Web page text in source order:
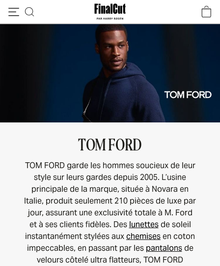
TOM FORD
TOM FORD garde les hommes soucieux de leur
style sur leurs gardes depuis 2005. L’usine
principale de la marque, située à Novara en
Italie, produit seulement 210 pièces de luxe par
jour, assurant une exclusivité totale à M. Ford
et à ses clients fidèles. Des lunettesde soleil
instantanément stylées auxchemisesen coton
impeccables, en passant par les pantalonsde
velours côtelé ultra flatteurs, TOM FORD